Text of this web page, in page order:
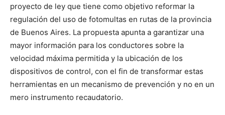
proyecto de ley que tiene como objetivo reformar la
regulación del uso de fotomultas en rutas de la provincia
de Buenos Aires. La propuesta apunta a garantizar una
mayor información para los conductores sobre la
velocidad máxima permitida y la ubicación de los
dispositivos de control, con el fin de transformar estas
herramientas en un mecanismo de prevención y no en un
mero instrumento recaudatorio.